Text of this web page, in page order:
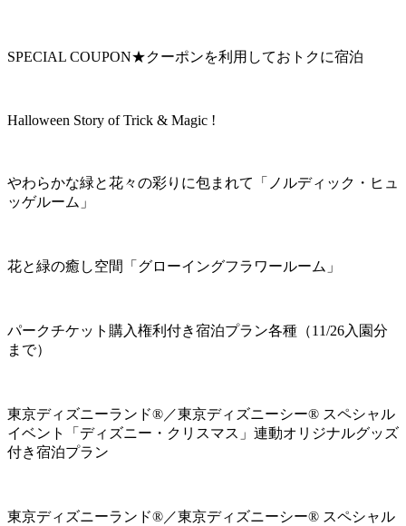
SPECIAL COUPON★クーポンを利用しておトクに宿泊
Halloween Story of Trick & Magic !
やわらかな緑と花々の彩りに包まれて「ノルディック・ヒュ
ッゲルーム」
花と緑の癒し空間「グローイングフラワールーム」
パークチケット購入権利付き宿泊プラン各種（11/26入園分
まで）
東京ディズニーランド®／東京ディズニーシー® スペシャル
イベント「ディズニー・クリスマス」連動オリジナルグッズ
付き宿泊プラン
東京ディズニーランド®／東京ディズニーシー® スペシャル